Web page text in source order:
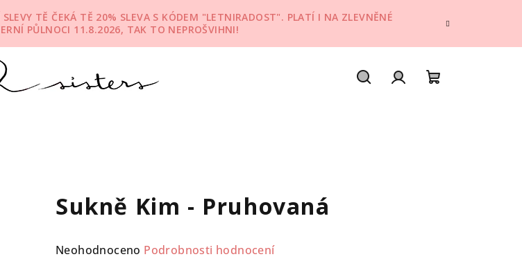
TĚ ČEKÁ TĚ 20% SLEVA S KÓDEM "LETNIRADOST". PLATÍ I NA ZLEVNĚNÉ
PŮLNOCI 11.8.2026, TAK TO NEPROŠVIHNI!
Sukně Kim - Pruhovaná
Průměrné
Neohodnoceno Podrobnosti hodnocení